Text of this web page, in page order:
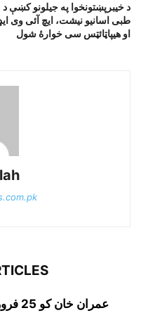
د خيبرپښتونخوا په جيلونو کښې د
طبى اسانيو نيشت، ايچ آئى وى
او هيپاټائټس سى خوارۀ شول
عمران